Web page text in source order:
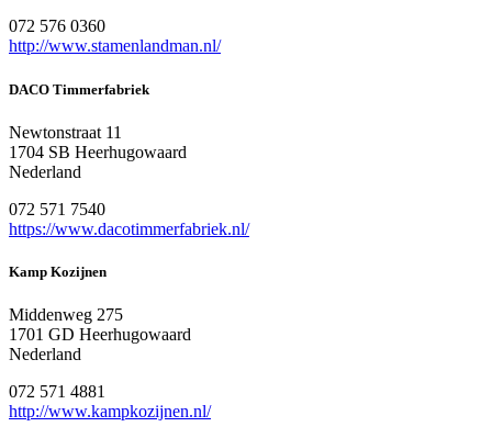
072 576 0360
http://www.stamenlandman.nl/
DACO Timmerfabriek
Newtonstraat 11
1704 SB Heerhugowaard
Nederland
072 571 7540
https://www.dacotimmerfabriek.nl/
Kamp Kozijnen
Middenweg 275
1701 GD Heerhugowaard
Nederland
072 571 4881
http://www.kampkozijnen.nl/